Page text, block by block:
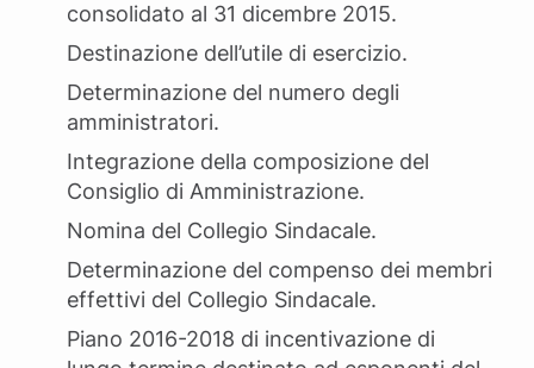
consolidato al 31 dicembre 2015.
Destinazione dell’utile di esercizio.
Determinazione del numero degli
amministratori.
Integrazione della composizione del
Consiglio di Amministrazione.
Nomina del Collegio Sindacale.
Determinazione del compenso dei membri
effettivi del Collegio Sindacale.
Piano 2016-2018 di incentivazione di